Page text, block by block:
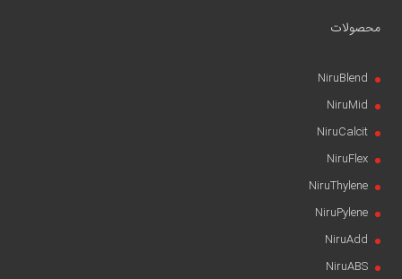
محصولات
NiruBlend
NiruMid
NiruCalcit
NiruFlex
NiruThylene
NiruPylene
NiruAdd
NiruABS